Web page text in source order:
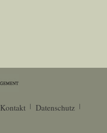
Kontakt
Datenschutz